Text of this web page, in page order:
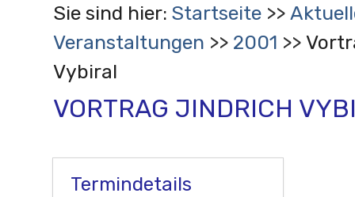
Sie sind hier: Startseite
Veranstaltungen
2001
Vybiral
VORTRAG JINDRICH
Termindetails